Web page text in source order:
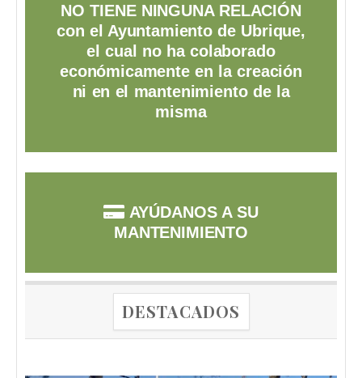
NO TIENE NINGUNA RELACIÓN
con el Ayuntamiento de Ubrique,
el cual no ha colaborado
económicamente en la creación
ni en el mantenimiento de la
misma
AYÚDANOS A SU
MANTENIMIENTO
DESTACADOS